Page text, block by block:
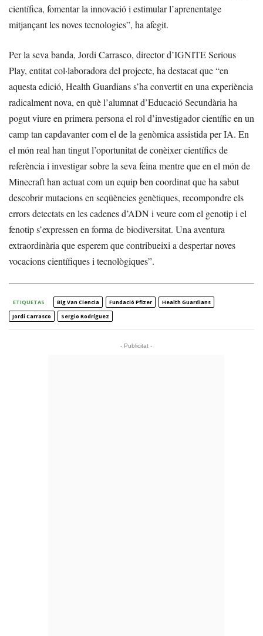
científica, fomentar la innovació i estimular l’aprenentatge
mitjançant les noves tecnologies”, ha afegit.
Per la seva banda, Jordi Carrasco, director d’IGNITE Serious
Play, entitat col·laboradora del projecte, ha destacat que “en
aquesta edició, Health Guardians s’ha convertit en una experiència
radicalment nova, en què l’alumnat d’Educació Secundària ha
pogut viure en primera persona el rol d’investigador científic en un
camp tan capdavanter com el de la genòmica assistida per IA. En
el món real han tingut l’oportunitat de conèixer científics de
referència i investigar sobre la seva feina mentre que en el món de
Minecraft han actuat com un equip ben coordinat que ha sabut
descobrir mutacions en seqüències genètiques, recompondre els
errors detectats en les cadenes d’ADN i veure com el genotip i el
fenotip s’expressen en forma de biodiversitat. Una aventura
extraordinària que esperem que contribueixi a despertar noves
vocacions científiques i tecnològiques”.
ETIQUETAS Big Van Ciencia Fundació Pfizer
Health Guardians
Jordi Carrasco
Sergio Rodríguez
- Publicitat -